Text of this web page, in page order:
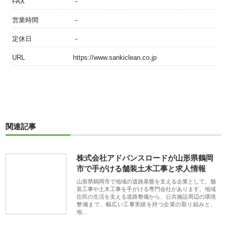
営業時間 －
定休日 －
URL https://www.sankiclean.co.jp
関連記事
株式会社アドバンスロードが山形県鶴岡
市で手がける舗装土木工事と求人情報
山形県鶴岡市で地域の道路基盤を支える企業として、舗
装工事や土木工事を手がける専門会社があります。地域
住民の生活を支える道路整備から、公共施設周辺の環境
整備まで、幅広い工事実績を持つ企業の取り組みと、
地…